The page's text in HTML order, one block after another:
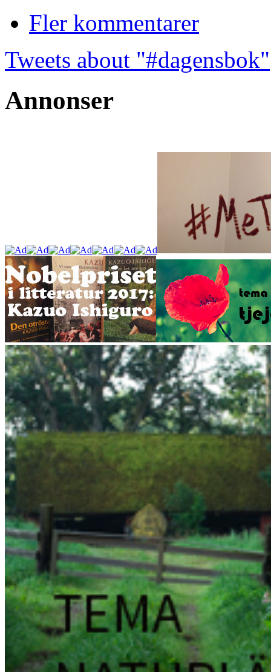
Fler kommentarer
Tweets about "#dagensbok"
Annonser